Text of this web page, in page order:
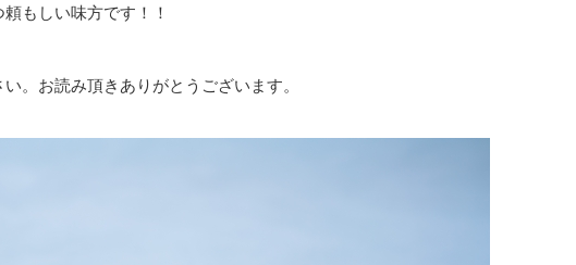
もしい味方です！！
。お読み頂きありがとうございます。